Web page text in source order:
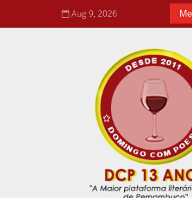
Aug 9, 2026